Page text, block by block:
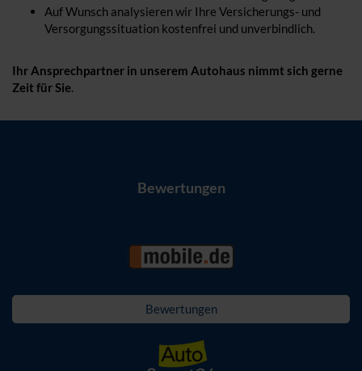
Auf Wunsch analysieren wir Ihre Versicherungs- und
Versorgungssituation kostenfrei und unverbindlich.
Ihr Ansprechpartner in unserem Autohaus nimmt sich gerne
Zeit für Sie.
Bewertungen
Bewertungen